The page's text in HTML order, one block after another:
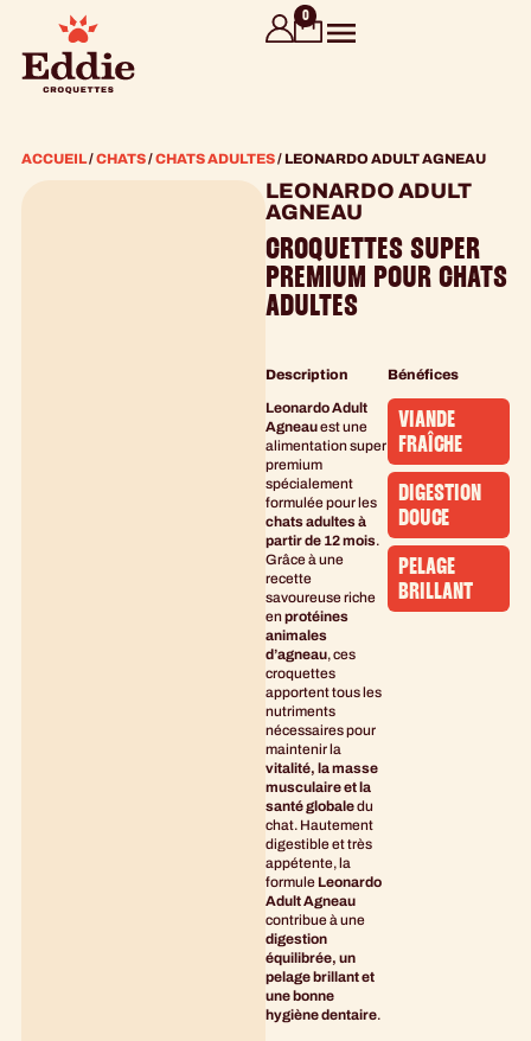
0
ACCUEIL/CHATS/CHATS ADULTES/ LEONARDO ADULT AGNEAU
LEONARDO ADULT
AGNEAU
CROQUETTES SUPER
PREMIUM POUR CHATS
ADULTES
Description
Leonardo Adult
Agneauest une
alimentation super
premium
spécialement
formulée pour les
chats adultes à
partir de 12 mois.
Grâce à une
recette
savoureuse riche
enprotéines
animales
d’agneau, ces
croquettes
apportent tous les
nutriments
nécessaires pour
maintenir la
vitalité, la masse
musculaire et la
santé globaledu
chat. Hautement
digestible et très
appétente, la
formule Leonardo
Adult Agneau
contribue à une
digestion
équilibrée, un
pelage brillant et
une bonne
hygiène dentaire.
Bénéfices
VIANDE
FRAÎCHE
DIGESTION
DOUCE
PELAGE
BRILLANT